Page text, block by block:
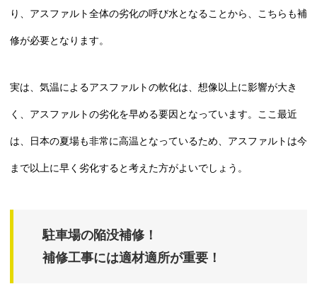
り、アスファルト全体の劣化の呼び水となることから、こちらも補
修が必要となります。
実は、気温によるアスファルトの軟化は、想像以上に影響が大き
く、アスファルトの劣化を早める要因となっています。ここ最近
は、日本の夏場も非常に高温となっているため、アスファルトは今
まで以上に早く劣化すると考えた方がよいでしょう。
駐車場の陥没補修！
補修工事には適材適所が重要！